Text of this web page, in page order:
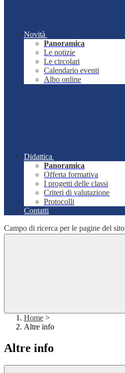
Novità
Panoramica
Le notizie
Le circolari
Calendario eventi
Albo online
Didattica
Panoramica
Offerta formativa
I progetti delle classi
Criteri di valutazione
Protocolli
Contatti
Campo di ricerca per le pagine del sito
Home >
Altre info
Altre info